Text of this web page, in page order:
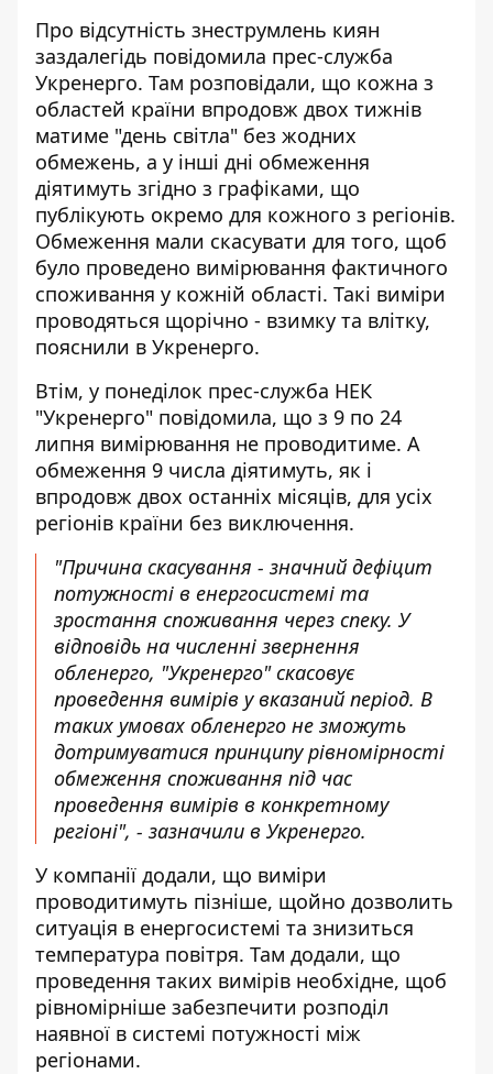
Про відсутність знеструмлень киян
заздалегідь повідомила прес-служба
Укренерго. Там розповідали, що кожна з
областей країни впродовж двох тижнів
матиме "день світла" без жодних
обмежень, а у інші дні обмеження
діятимуть згідно з графіками, що
публікують окремо для кожного з регіонів.
Обмеження мали скасувати для того, щоб
було проведено вимірювання фактичного
споживання у кожній області. Такі виміри
проводяться щорічно - взимку та влітку,
пояснили в Укренерго.
Втім, у понеділок прес-служба НЕК
"Укренерго" повідомила, що з 9 по 24
липня вимірювання не проводитиме. А
обмеження 9 числа діятимуть, як і
впродовж двох останніх місяців, для усіх
регіонів країни без виключення.
"Причина скасування - значний дефіцит
потужності в енергосистемі та
зростання споживання через спеку. У
відповідь на численні звернення
обленерго, "Укренерго" скасовує
проведення вимірів у вказаний період. В
таких умовах обленерго не зможуть
дотримуватися принципу рівномірності
обмеження споживання під час
проведення вимірів в конкретному
регіоні", - зазначили в Укренерго.
У компанії додали, що виміри
проводитимуть пізніше, щойно дозволить
ситуація в енергосистемі та знизиться
температура повітря. Там додали, що
проведення таких вимірів необхідне, щоб
рівномірніше забезпечити розподіл
наявної в системі потужності між
регіонами.